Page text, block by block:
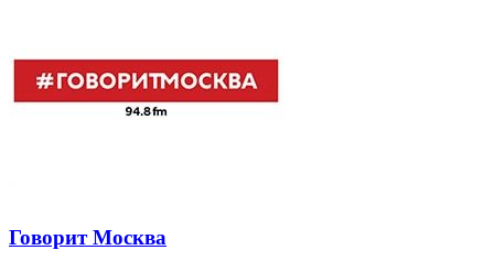
Говорит Москва